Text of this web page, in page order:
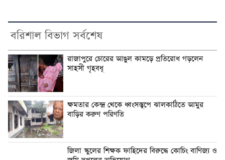
বরিশাল বিভাগ সর্বশেষ
রাজাপুরে চোরের আঙুল কামড়ে প্রতিরোধ গড়লেন
সাহসী গৃহবধূ
ক্ষমতার কেন্দ্র থেকে ধ্বংসস্তূপে ঝালকাঠিতে আমুর
বাড়ির করুণ পরিণতি
জিলা স্কুলের শিক্ষক ফাহিদের বিরুদ্ধে কোচিং বাণিজ্য ও